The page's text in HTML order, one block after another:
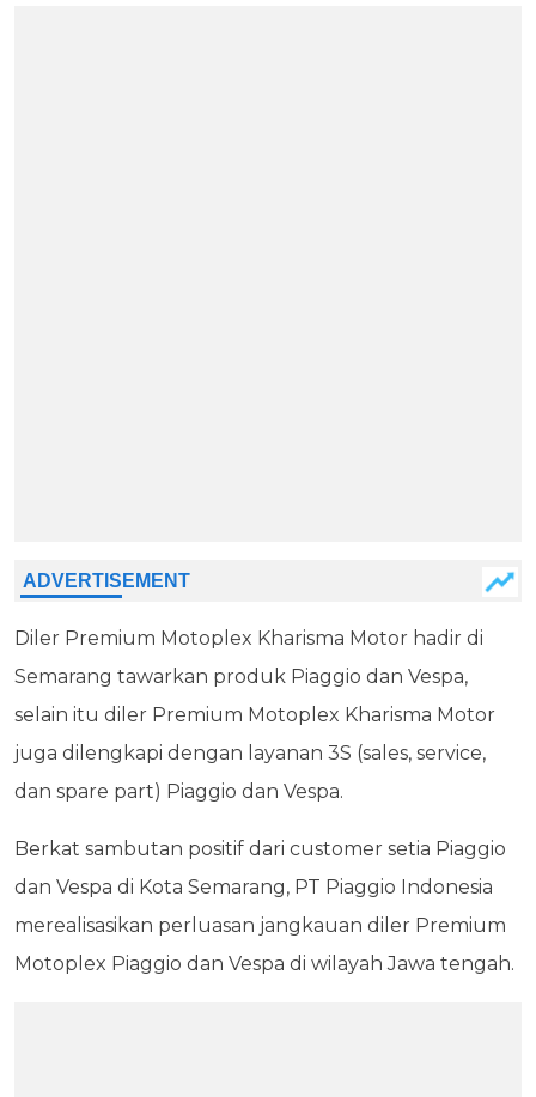
Diler Premium Motoplex Kharisma Motor hadir di
Semarang tawarkan produk Piaggio dan Vespa,
selain itu diler Premium Motoplex Kharisma Motor
juga dilengkapi dengan layanan 3S (sales, service,
dan spare part) Piaggio dan Vespa.
Berkat sambutan positif dari customer setia Piaggio
dan Vespa di Kota Semarang, PT Piaggio Indonesia
merealisasikan perluasan jangkauan diler Premium
Motoplex Piaggio dan Vespa di wilayah Jawa tengah.